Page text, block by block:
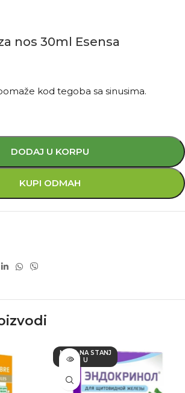
nos 30ml Esensa
kod tegoba sa sinusima.
DODAJ U KORPU
KUPI ODMAH
NEMA NA STANJ
U